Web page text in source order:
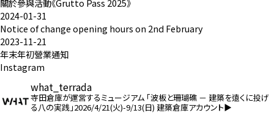
關於參與活動《Grutto Pass 2025》
2024-01-31
Notice of change opening hours on 2nd February
2023-11-21
年末年初營​​業通知
Instagram
what_terrada
寺田倉庫が運営するミュージアム 「波板と珊瑚礁 － 建築を遠くに投げ
る八の実践」2026/4/21(火)-9/13(日) 建築倉庫アカウント▶︎